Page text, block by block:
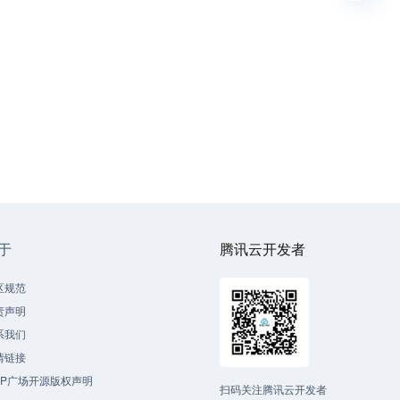
规范
声明
我们
链接
广场开源版权声明
腾讯云开发者
扫码关注腾讯云开发者